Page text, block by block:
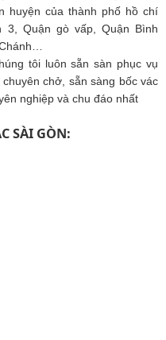
huyện của thành phố hồ chí
3, Quận gò vấp, Quận Bình
tôi luôn sẵn sàn phục vụ
chở, sẵn sàng bốc vác
nghiệp và chu đáo nhất
SÀI GÒN: